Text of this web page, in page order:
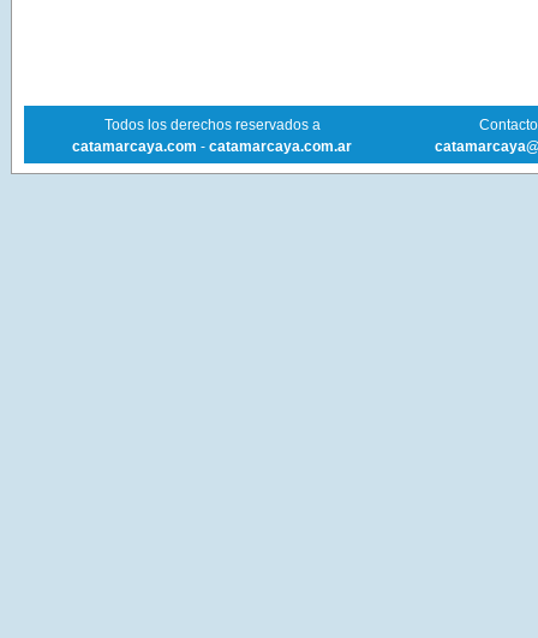
Todos los derechos reservados a
catamarcaya.com - catamarcaya.com.ar